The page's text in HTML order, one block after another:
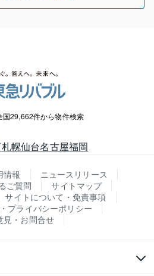
国29,662件から物件検索
札幌仙台名古屋福岡
情報
ニュースリリース
ご質問
サイトマップ
サイトについて・免責事項
プライバシーポリシー
見・お問合せ